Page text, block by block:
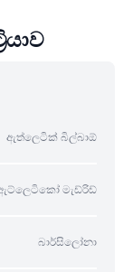
ඇත්ලෙටික් බිල්බාඕ
මැඩ්රිඩ්
බාර්සිලෝනා